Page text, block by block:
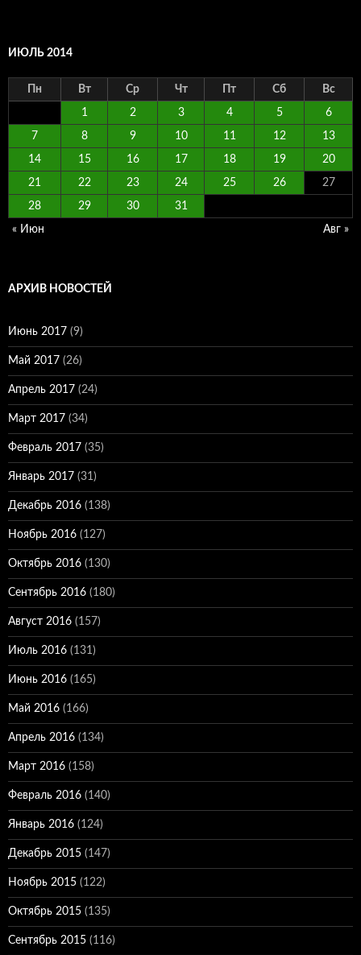
ИЮЛЬ 2014
Пн Вт Ср Чт Пт Сб Вс
1 2 3 4 5 6
7 8 9 10 11 12 13
14 15 16 17 18 19 20
21 22 23 24 25 26 27
28 29 30 31
« Июн Авг »
АРХИВ НОВОСТЕЙ
Июнь 2017 (9)
Май 2017 (26)
Апрель 2017 (24)
Март 2017 (34)
Февраль 2017 (35)
Январь 2017 (31)
Декабрь 2016 (138)
Ноябрь 2016 (127)
Октябрь 2016 (130)
Сентябрь 2016 (180)
Август 2016 (157)
Июль 2016 (131)
Июнь 2016 (165)
Май 2016 (166)
Апрель 2016 (134)
Март 2016 (158)
Февраль 2016 (140)
Январь 2016 (124)
Декабрь 2015 (147)
Ноябрь 2015 (122)
Октябрь 2015 (135)
Сентябрь 2015 (116)